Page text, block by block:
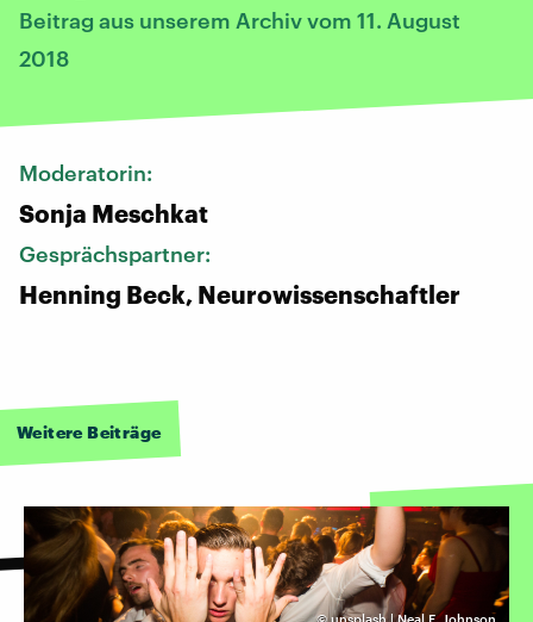
Beitrag aus unserem Archiv vom 11. August
2018
Moderatorin:
Sonja Meschkat
Gesprächspartner:
Henning Beck, Neurowissenschaftler
Weitere Beiträge
©unsplash | Neal E. Johnson